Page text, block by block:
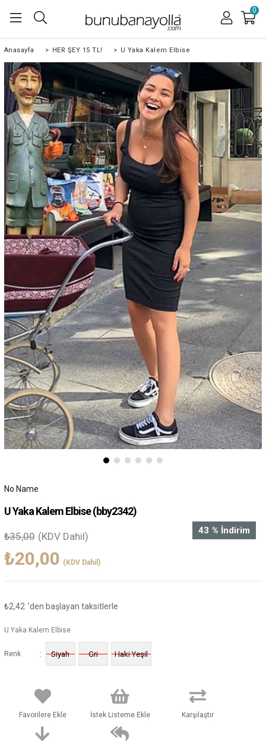
0
Anasayfa > HER ŞEY 15 TL! > U Yaka Kalem Elbise
No Name
U Yaka Kalem Elbise(bby2342)
%
43 İndirim
₺35,00 (KDV Dahil)
₺20,00 (KDV Dahil)
₺2,42 'den başlayan taksitlerle
U Yaka Kalem Elbise
Renk : Siyah Gri Haki Yeşil
Favorilere Ekle İstek Listeme Ekle Karşılaştır